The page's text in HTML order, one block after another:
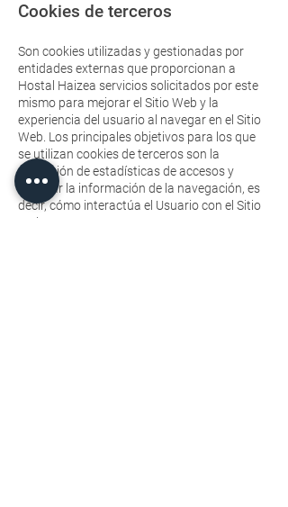
Cookies de terceros
Son cookies utilizadas y gestionadas por
entidades externas que proporcionan a
Hostal Haizea servicios solicitados por este
mismo para mejorar el Sitio Web y la
experiencia del usuario al navegar en el Sitio
Web. Los principales objetivos para los que
se utilizan cookies de terceros son la
obtención de estadísticas de accesos y
analizar la información de la navegación, es
decir, cómo interactúa el Usuario con el Sitio
Web.